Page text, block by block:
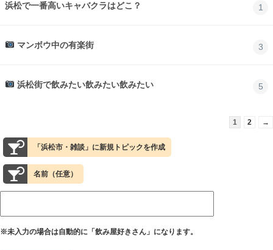
浜松で一番高いキャバクラはどこ？ 1
マンボウ中の有楽街 3
浜松街で飲みたい飲みたい飲みたい 5
1 2 →
「浜松市・雑談」に新規トピックを作成
名前（任意）
※未入力の場合は自動的に「飲み屋好きさん」になります。